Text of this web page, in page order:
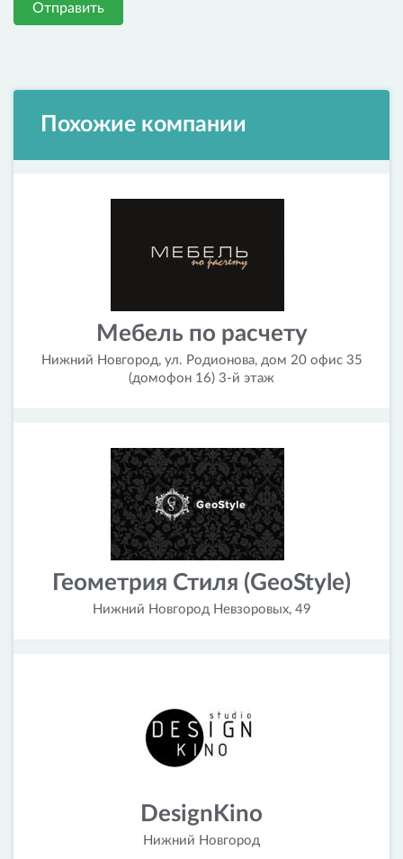
Отправить
Похожие компании
Мебель по расчету
Нижний Новгород, ул. Родионова, дом 20 офис 35
(домофон 16) 3-й этаж
Геометрия Стиля (GeoStyle)
Нижний Новгород Невзоровых, 49
DesignKino
Нижний Новгород